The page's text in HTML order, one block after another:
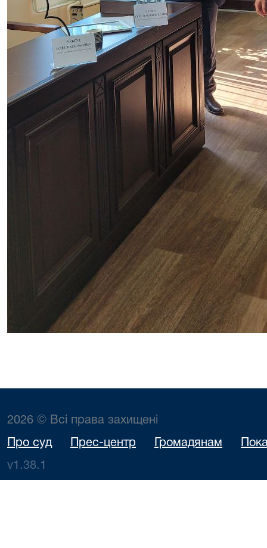
2026 © Всі права захищені
Про суд Прес-центр Громадянам
v1.38.1